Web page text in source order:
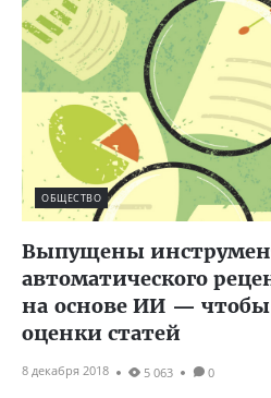
ОБЩЕСТВО
Выпущены
автоматического
на основе ИИ — чтобы
оценки статей
8 декабря 2018 5 063 0